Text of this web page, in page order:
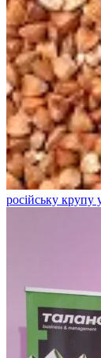
російську крупу